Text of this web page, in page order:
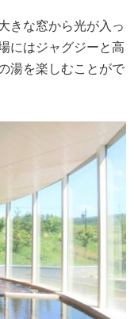
きな窓から光が入っ
にはジャグジーと高
湯を楽しむことがで